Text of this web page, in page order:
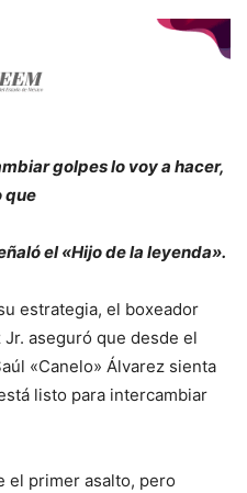
golpes lo voy a hacer,
que
el «Hijo de la leyenda».
estrategia, el boxeador
aseguró que desde el
«Canelo» Álvarez sienta
listo para intercambiar
el primer asalto, pero